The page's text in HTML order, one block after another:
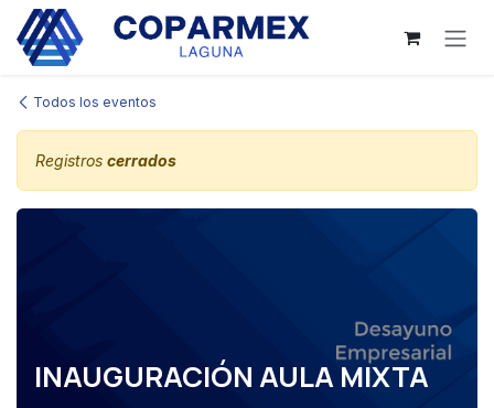
Ir al contenido
Todos los eventos
Registros cerrados
INAUGURACIÓN AULA MIXTA